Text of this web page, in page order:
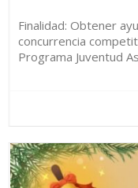
Finalidad: Obtener
concurrencia
Programa Juventud